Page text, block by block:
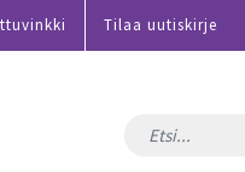
Tilaa uutiskirje